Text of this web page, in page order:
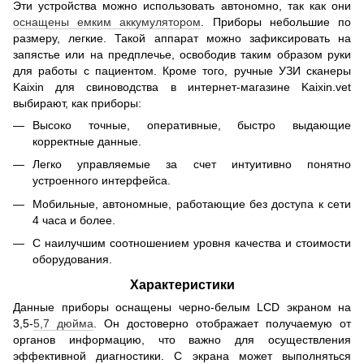
Эти устройства можно использовать автономно, так как они
оснащены емким аккумулятором . Приборы небольшие по
размеру, легкие. Такой аппарат можно зафиксировать на
запястье или на предплечье, освободив таким образом руки
для работы с пациентом. Кроме того, ручные УЗИ сканеры
Kaixin для свиноводства в интернет-магазине Kaixin.vet
выбирают, как приборы:
Высоко точные, оперативные, быстро выдающие
корректные данные.
Легко управляемые за счет интуитивно понятно
устроенного интерфейса.
Мобильные, автономные, работающие без доступа к сети
4 часа и более.
С наилучшим соотношением уровня качества и стоимости
оборудования.
Характеристики
Данные приборы оснащены черно-белым LCD экраном на
3,5-5,7 дюйма . Он достоверно отображает получаемую от
органов информацию, что важно для осуществления
эффективной диагностики. С экрана может выполняться